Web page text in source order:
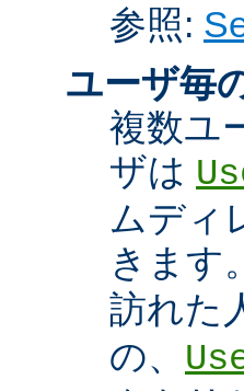
参照:
ユーザ毎
複数ユ
ザは
ムディ
きます
訪れた
の、